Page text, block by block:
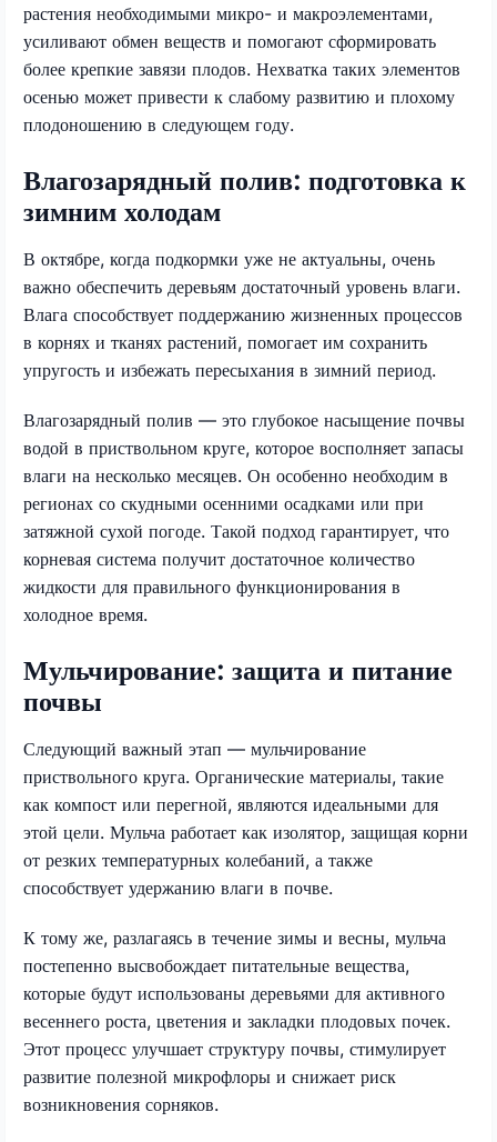
растения необходимыми микро- и макроэлементами,
усиливают обмен веществ и помогают сформировать
более крепкие завязи плодов. Нехватка таких элементов
осенью может привести к слабому развитию и плохому
плодоношению в следующем году.
Влагозарядный полив: подготовка к
зимним холодам
В октябре, когда подкормки уже не актуальны, очень
важно обеспечить деревьям достаточный уровень влаги.
Влага способствует поддержанию жизненных процессов
в корнях и тканях растений, помогает им сохранить
упругость и избежать пересыхания в зимний период.
Влагозарядный полив — это глубокое насыщение почвы
водой в приствольном круге, которое восполняет запасы
влаги на несколько месяцев. Он особенно необходим в
регионах со скудными осенними осадками или при
затяжной сухой погоде. Такой подход гарантирует, что
корневая система получит достаточное количество
жидкости для правильного функционирования в
холодное время.
Мульчирование: защита и питание
почвы
Следующий важный этап — мульчирование
приствольного круга. Органические материалы, такие
как компост или перегной, являются идеальными для
этой цели. Мульча работает как изолятор, защищая корни
от резких температурных колебаний, а также
способствует удержанию влаги в почве.
К тому же, разлагаясь в течение зимы и весны, мульча
постепенно высвобождает питательные вещества,
которые будут использованы деревьями для активного
весеннего роста, цветения и закладки плодовых почек.
Этот процесс улучшает структуру почвы, стимулирует
развитие полезной микрофлоры и снижает риск
возникновения сорняков.